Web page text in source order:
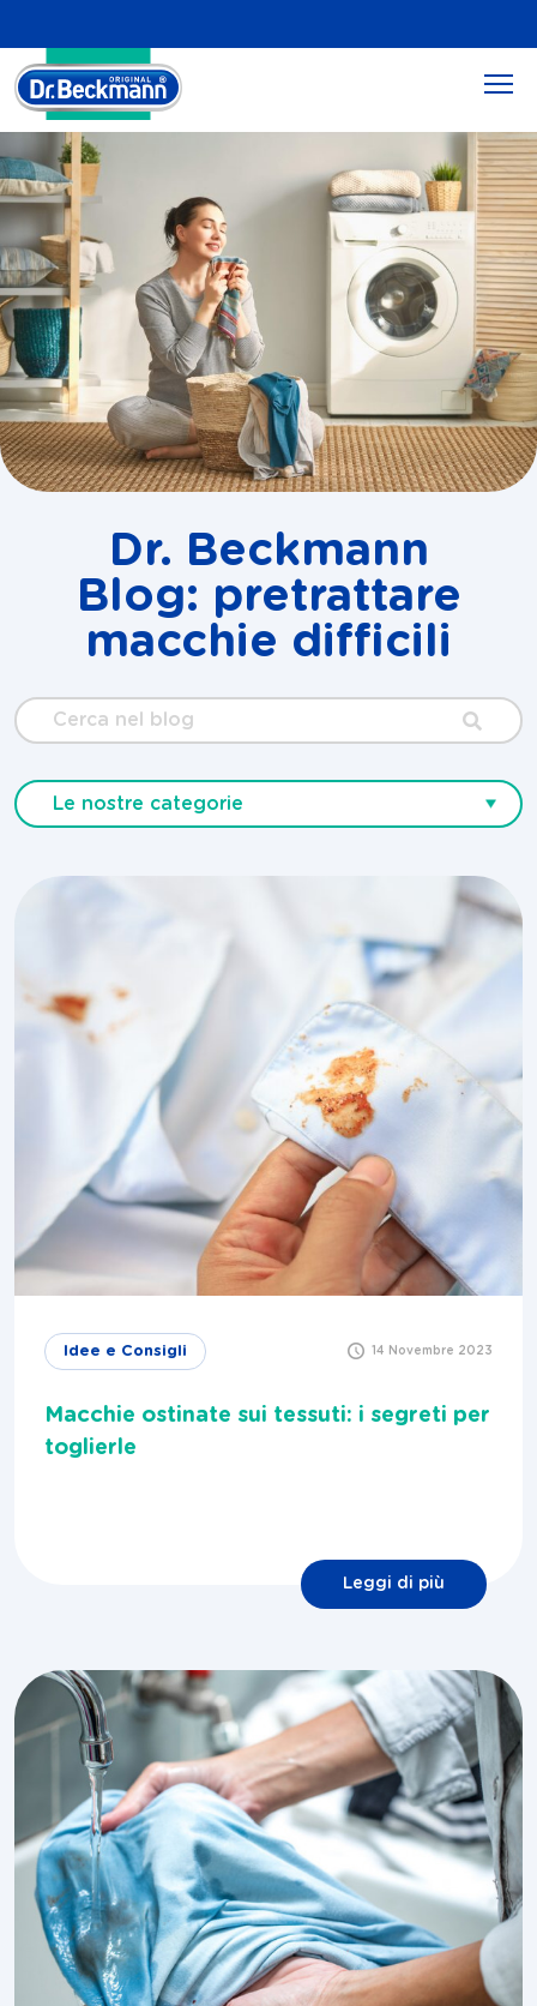
Dr. Beckmann
Blog: pretrattare
macchie difficili
Cerca
nel
Le nostre categorie
Idee e Consigli 14 Novembre 2023
Macchie ostinate sui tessuti: i segreti per
toglierle
Leggi di più